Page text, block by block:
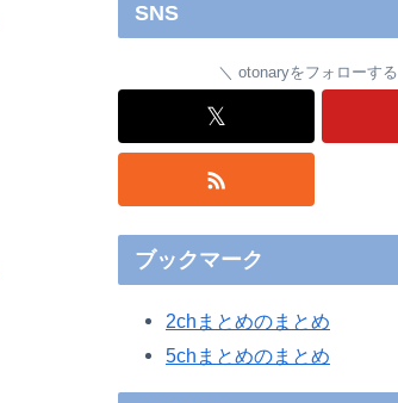
SNS
otonaryをフォローする
𝕏
ブックマーク
2chまとめのまとめ
5chまとめのまとめ